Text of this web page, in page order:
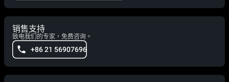
销售支持
致电我们的专家，免费咨询。
+86 21 56907696